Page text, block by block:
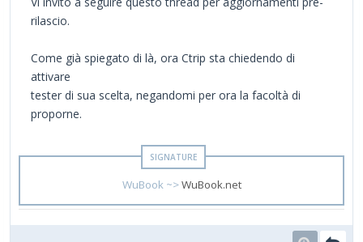
rilascio.
Come già spiegato di là, ora Ctrip sta chiedendo di
attivare
tester di sua scelta, negandomi per ora la facoltà di
proporne.
WuBook ~>WuBook.net